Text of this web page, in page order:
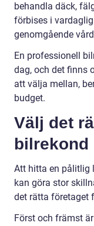
behandla däck,
förbises i
genomgående
En professionell
dag, och det finns
att välja mellan,
budget.
Välj det
bilrekond
Att hitta en pålitlig
kan göra stor
det rätta företaget
Först och främst